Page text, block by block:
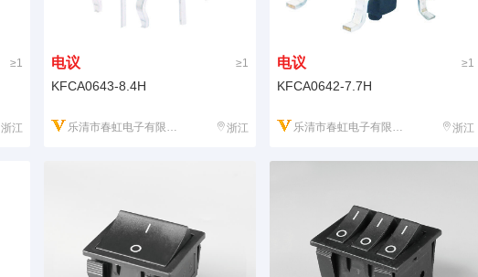
≥1
浙江
电议 ≥1
KFCA0643-8.4H
乐清市春虹电子有限公司 浙江
电议 ≥1
KFCA0642-7.7H
乐清市春虹电子有限公司 浙江